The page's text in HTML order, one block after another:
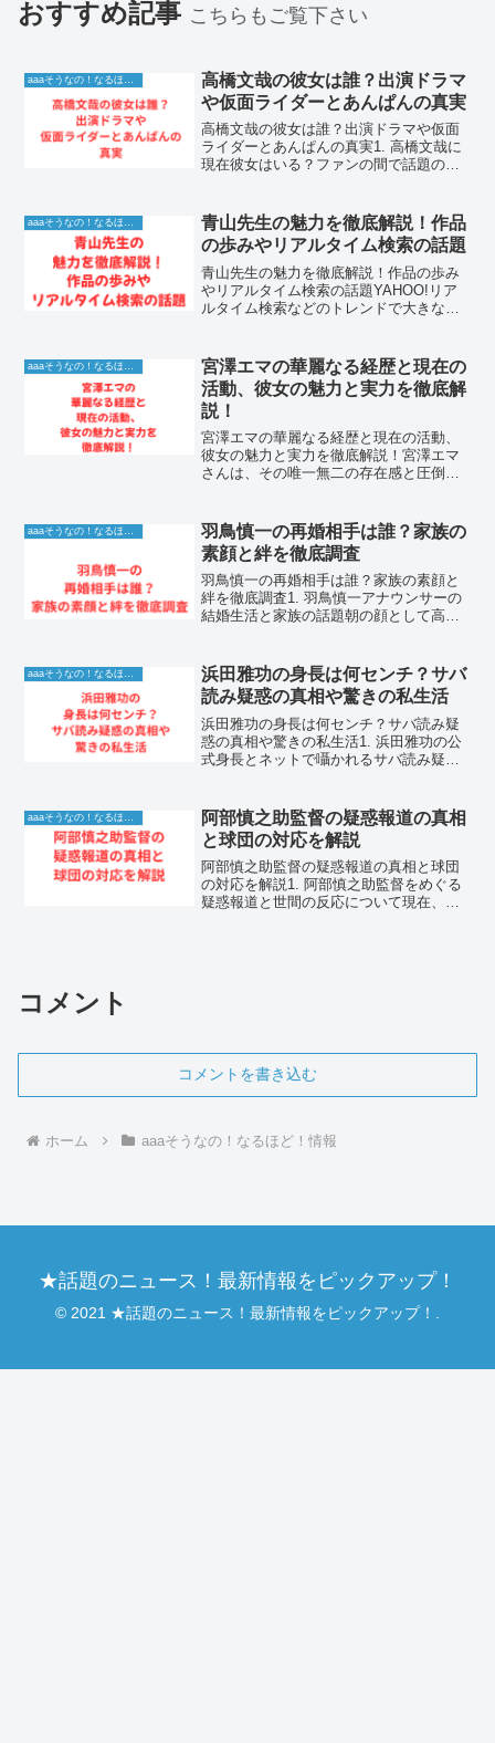
おすすめ記事 こちらもご覧下さい
高橋文哉の彼女は誰？出演ドラマ
や仮面ライダーとあんぱんの真実
高橋文哉の彼女は誰？出演ドラマや仮面
ライダーとあんぱんの真実1. 高橋文哉に
現在彼女はいる？ファンの間で話題の恋
ックスを武器に、数々の人気ドラマや映
画で若手トップクラス...
aaaそうなの！なるほど！情報
青山先生の魅力を徹底解説！作品
の歩みやリアルタイム検索の話題
青山先生の魅力を徹底解説！作品の歩み
やリアルタイム検索の話題YAHOO!リア
ルタイム検索などのトレンドで大きな注
しく知りたい方が増えています。長年に
わたり日本のエンター...
宮澤エマの華麗なる経歴と現在の
活動、彼女の魅力と実力を徹底解
説！
宮澤エマの華麗なる経歴と現在の活動、
彼女の魅力と実力を徹底解説！宮澤エマ
さんは、その唯一無二の存在感と圧倒的
す。彼女がなぜこれほどまでに多くの視
聴者を惹きつけるのか、その...
羽鳥慎一の再婚相手は誰？家族の
素顔と絆を徹底調査
羽鳥慎一の再婚相手は誰？家族の素顔と
絆を徹底調査1. 羽鳥慎一アナウンサーの
結婚生活と家族の話題朝の顔として高い
組において視聴者の心を掴み続けていま
す。公私ともに充実し...
aaaそうなの！なるほど！情報
浜田雅功の身長は何センチ？サバ
読み疑惑の真相や驚きの私生活
浜田雅功の身長は何センチ？サバ読み疑
惑の真相や驚きの私生活1. 浜田雅功の公
式身長とネットで囁かれるサバ読み疑惑
ん。テレビ番組で見せる圧倒的な存在感
と鋭いツッコミは、多く...
阿部慎之助監督の疑惑報道の真相
と球団の対応を解説
阿部慎之助監督の疑惑報道の真相と球団
の対応を解説1. 阿部慎之助監督をめぐる
疑惑報道と世間の反応について現在、プ
コメント
コメントを書き込む
ホーム aaaそうなの！なるほど！情報
★話題のニュース！最新情報をピックアップ！
© 2021 ★話題のニュース！最新情報をピックアップ！.